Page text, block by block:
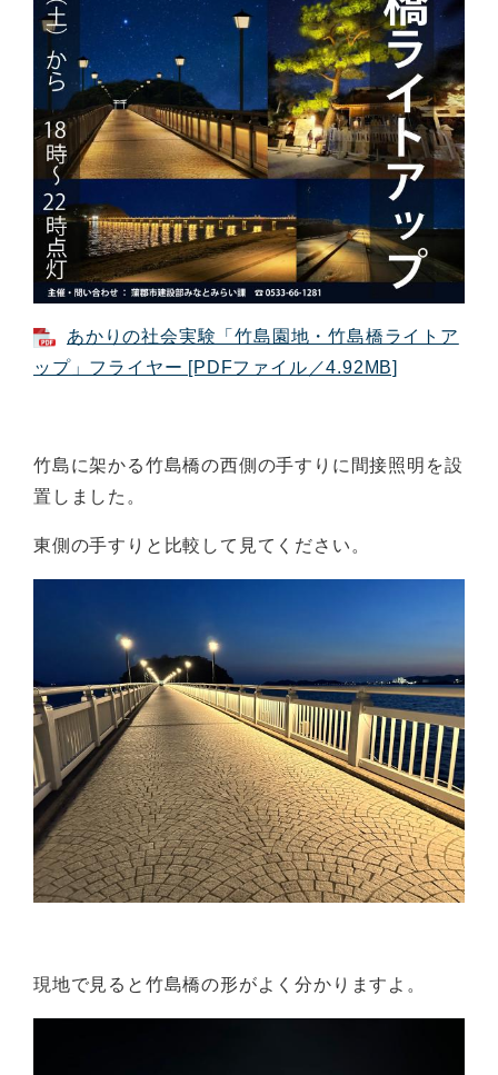
あかりの社会実験「竹島園地・竹島橋ライトア
ップ」フライヤー [PDFファイル／4.92MB]
竹島に架かる竹島橋の西側の手すりに間接照明を設
置しました。
東側の手すりと比較して見てください。
現地で見ると竹島橋の形がよく分かりますよ。